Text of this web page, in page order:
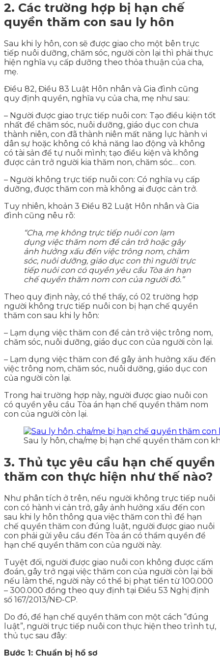
2. Các trường hợp bị hạn chế
quyền thăm con sau ly hôn
Sau khi ly hôn, con sẽ được giao cho một bên trực
tiếp nuôi dưỡng, chăm sóc, người còn lại thì phải thực
hiện nghĩa vụ cấp dưỡng theo thỏa thuận của cha,
mẹ.
Điều 82, Điều 83 Luật Hôn nhân và Gia đình cũng
quy định quyền, nghĩa vụ của cha, mẹ như sau:
– Người được giao trực tiếp nuôi con: Tạo điều kiện tốt
nhất để chăm sóc, nuôi dưỡng, giáo dục con chưa
thành niên, con đã thành niên mất năng lực hành vi
dân sự hoặc không có khả năng lao động và không
có tài sản để tự nuôi mình; tạo điều kiện và không
được cản trở người kia thăm non, chăm sóc… con.
– Người không trực tiếp nuôi con: Có nghĩa vụ cấp
dưỡng, được thăm con mà không ai được cản trở.
Tuy nhiên, khoản 3 Điều 82 Luật Hôn nhân và Gia
đình cũng nêu rõ:
“Cha, mẹ không trực tiếp nuôi con lạm
dụng việc thăm nom để cản trở hoặc gây
ảnh hưởng xấu đến việc trông nom, chăm
sóc, nuôi dưỡng, giáo dục con thì người trực
tiếp nuôi con có quyền yêu cầu Tòa án hạn
chế quyền thăm nom con của người đó.”
Theo quy định này, có thể thấy, có 02 trường hợp
người không trực tiếp nuôi con bị hạn chế quyền
thăm con sau khi ly hôn:
– Lạm dụng việc thăm con để cản trở việc trông nom,
chăm sóc, nuôi dưỡng, giáo dục con của người còn lại.
– Lạm dụng việc thăm con để gây ảnh hưởng xấu đến
việc trông nom, chăm sóc, nuôi dưỡng, giáo dục con
của người còn lại.
Trong hai trường hợp này, người được giao nuôi con
có quyền yêu cầu Tòa án hạn chế quyền thăm nom
con của người còn lại.
Sau ly hôn, cha/mẹ bị hạn chế quyền thăm con
3. Thủ tục yêu cầu hạn chế quyền
thăm con thực hiện như thế nào?
Như phân tích ở trên, nếu người không trực tiếp nuôi
con có hành vi cản trở, gây ảnh hưởng xấu đến con
sau khi ly hôn thông qua việc thăm con thì để hạn
chế quyền thăm con đúng luật, người được giao nuôi
con phải gửi yêu cầu đến Tòa án có thẩm quyền để
hạn chế quyền thăm con của người này.
Tuyệt đối, người được giao nuôi con không được cấm
đoán, gây trở ngại việc thăm con của người còn lại bởi
nếu làm thế, người này có thể bị phạt tiền từ 100.000
– 300.000 đồng theo quy định tại Điều 53 Nghị định
số 167/2013/NĐ-CP.
Do đó, để hạn chế quyền thăm con một cách “đúng
luật”, người trực tiếp nuôi con thực hiện theo trình tự,
thủ tục sau đây:
Bước 1: Chuẩn bị hồ sơ